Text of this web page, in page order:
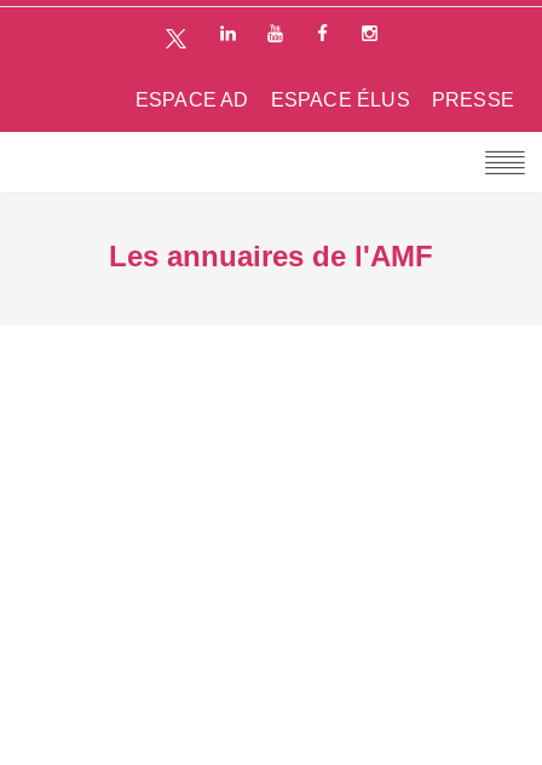
PRESSE
ESPACE ÉLUS
ESPACE AD
Les annuaires de l'AMF